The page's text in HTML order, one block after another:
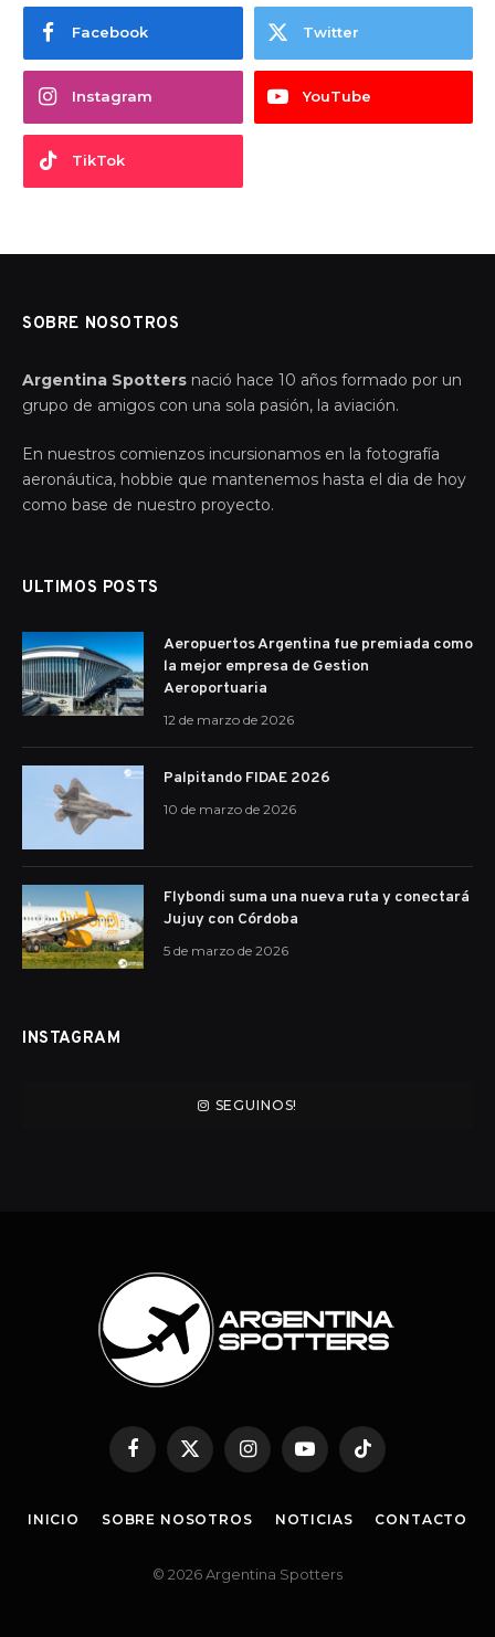
Facebook Twitter
Instagram YouTube
TikTok
SOBRE NOSOTROS
Argentina Spotters nació hace 10 años formado por un
grupo de amigos con una sola pasión, la aviación.
En nuestros comienzos incursionamos en la fotografía
aeronáutica, hobbie que mantenemos hasta el dia de hoy
como base de nuestro proyecto.
ULTIMOS POSTS
Aeropuertos Argentina fue premiada como
la mejor empresa de Gestion
Aeroportuaria
12 de marzo de 2026
Palpitando FIDAE 2026
10 de marzo de 2026
Flybondi suma una nueva ruta y conectará
Jujuy con Córdoba
5 de marzo de 2026
INSTAGRAM
SEGUINOS!
FacebookTwitter InstagramYouTubeTikTok
INICIO SOBRE NOSOTROS NOTICIAS CONTACTO
© 2026 Argentina Spotters